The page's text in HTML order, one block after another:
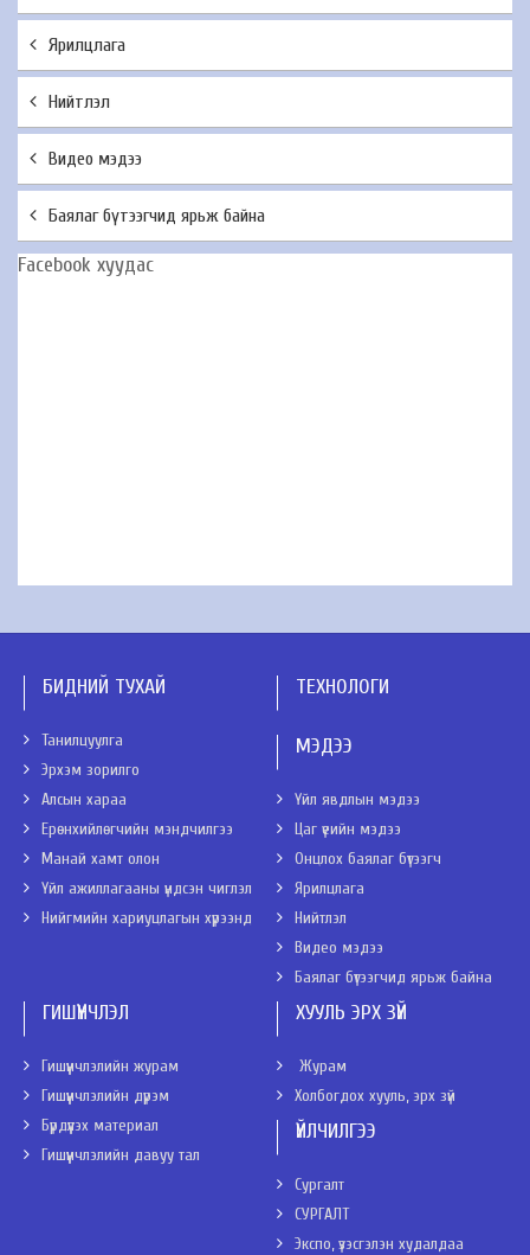
Ярилцлага
Нийтлэл
Видео мэдээ
Баялаг бүтээгчид ярьж байна
Facebook хуудас
БИДНИЙ ТУХАЙ
Танилцуулга
Эрхэм зорилго
Алсын хараа
Ерөнхийлөгчийн мэндчилгээ
Манай хамт олон
Үйл ажиллагааны үндсэн чиглэл
Нийгмийн хариуцлагын хүрээнд
ТЕХНОЛОГИ
МЭДЭЭ
Үйл явдлын мэдээ
Цаг үеийн мэдээ
Онцлох баялаг бүтээгч
Ярилцлага
Нийтлэл
Видео мэдээ
Баялаг бүтээгчид ярьж байна
ГИШҮҮНЧЛЭЛ
Гишүүнчлэлийн журам
Гишүүнчлэлийн дүрэм
Бүрдүүлэх материал
Гишүүнчлэлийн давуу тал
ХУУЛЬ ЭРХ ЗҮЙ
Журам
Холбогдох хууль, эрх зүй
ҮЙЛЧИЛГЭЭ
Сургалт
СУРГАЛТ
Экспо, үзэсгэлэн худалдаа